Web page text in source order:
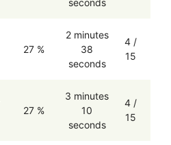
27 %
2 minutes
38
seconds
4 /
15
27 %
3 minutes
10
seconds
4 /
15